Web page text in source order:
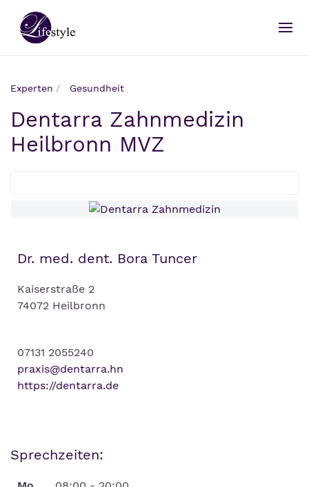
Experten Gesundheit
Dentarra Zahnmedizin
Heilbronn MVZ
Dr. med. dent. Bora Tuncer
Kaiserstraße 2
74072 Heilbronn
07131 2055240
praxis@dentarra.hn
https://dentarra.de
Sprechzeiten: